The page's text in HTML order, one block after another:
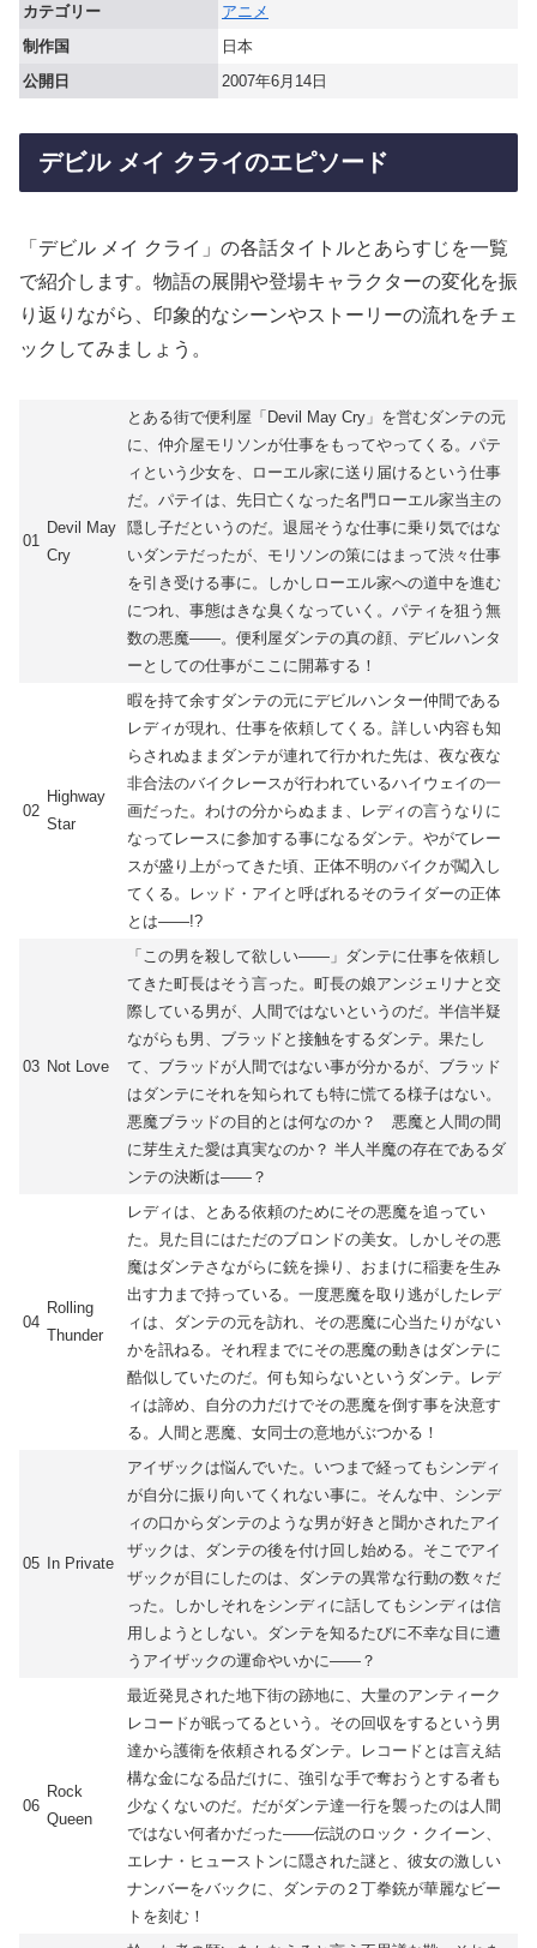
カテゴリー
アニメ
制作国
日本
公開日
2007年6月14日
デビル メイ クライのエピソード
「デビル メイ クライ」の各話タイトルとあらすじを一覧
で紹介します。物語の展開や登場キャラクターの変化を振
り返りながら、印象的なシーンやストーリーの流れをチェ
ックしてみましょう。
01
Devil May
Cry
とある街で便利屋「Devil May Cry」を営むダンテの元
に、仲介屋モリソンが仕事をもってやってくる。パテ
ィという少女を、ローエル家に送り届けるという仕事
だ。パテイは、先日亡くなった名門ローエル家当主の
隠し子だというのだ。退屈そうな仕事に乗り気ではな
いダンテだったが、モリソンの策にはまって渋々仕事
を引き受ける事に。しかしローエル家への道中を進む
につれ、事態はきな臭くなっていく。パティを狙う無
数の悪魔――。便利屋ダンテの真の顔、デビルハンタ
ーとしての仕事がここに開幕する！
02
Highway
Star
暇を持て余すダンテの元にデビルハンター仲間である
レディが現れ、仕事を依頼してくる。詳しい内容も知
らされぬままダンテが連れて行かれた先は、夜な夜な
非合法のバイクレースが行われているハイウェイの一
画だった。わけの分からぬまま、レディの言うなりに
なってレースに参加する事になるダンテ。やがてレー
スが盛り上がってきた頃、正体不明のバイクが闖入し
てくる。レッド・アイと呼ばれるそのライダーの正体
とは――!?
03 Not Love
「この男を殺して欲しい――」ダンテに仕事を依頼し
てきた町長はそう言った。町長の娘アンジェリナと交
際している男が、人間ではないというのだ。半信半疑
ながらも男、ブラッドと接触をするダンテ。果たし
て、ブラッドが人間ではない事が分かるが、ブラッド
はダンテにそれを知られても特に慌てる様子はない。
悪魔ブラッドの目的とは何なのか？ 悪魔と人間の間
に芽生えた愛は真実なのか？ 半人半魔の存在であるダ
ンテの決断は――？
04
Rolling
Thunder
レディは、とある依頼のためにその悪魔を追ってい
た。見た目にはただのブロンドの美女。しかしその悪
魔はダンテさながらに銃を操り、おまけに稲妻を生み
出す力まで持っている。一度悪魔を取り逃がしたレデ
ィは、ダンテの元を訪れ、その悪魔に心当たりがない
かを訊ねる。それ程までにその悪魔の動きはダンテに
酷似していたのだ。何も知らないというダンテ。レデ
ィは諦め、自分の力だけでその悪魔を倒す事を決意す
る。人間と悪魔、女同士の意地がぶつかる！
05 In Private
アイザックは悩んでいた。いつまで経ってもシンディ
が自分に振り向いてくれない事に。そんな中、シンデ
ィの口からダンテのような男が好きと聞かされたアイ
ザックは、ダンテの後を付け回し始める。そこでアイ
ザックが目にしたのは、ダンテの異常な行動の数々だ
った。しかしそれをシンディに話してもシンディは信
用しようとしない。ダンテを知るたびに不幸な目に遭
うアイザックの運命やいかに――？
06
Rock
Queen
最近発見された地下街の跡地に、大量のアンティーク
レコードが眠ってるという。その回収をするという男
達から護衛を依頼されるダンテ。レコードとは言え結
構な金になる品だけに、強引な手で奪おうとする者も
少なくないのだ。だがダンテ達一行を襲ったのは人間
ではない何者かだった――伝説のロック・クイーン、
エレナ・ヒューストンに隠された謎と、彼女の激しい
ナンバーをバックに、ダンテの２丁拳銃が華麗なビー
トを刻む！